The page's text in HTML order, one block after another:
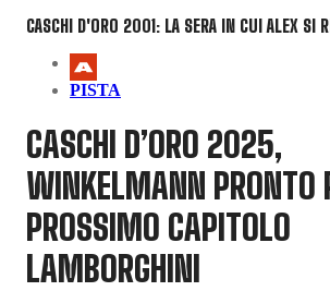
CASCHI D'ORO 2001: LA SERA IN CUI ALEX SI
PISTA
CASCHI D’ORO 2025,
WINKELMANN PRONTO
PROSSIMO CAPITOLO
LAMBORGHINI